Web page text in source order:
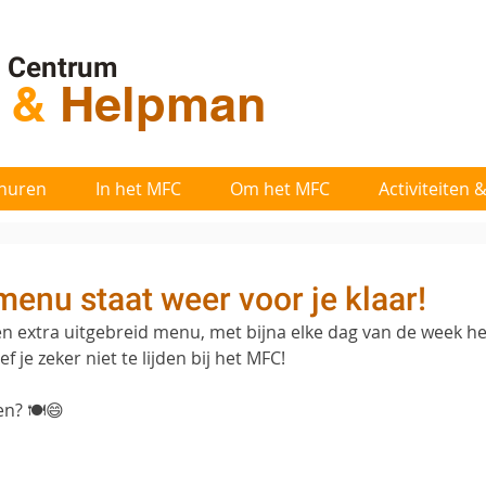
& Helpman
In het MFC Om het MFC Activiteiten
staat weer voor je klaar!
extra uitgebreid menu, met bijna elke dag van de week
je zeker niet te lijden bij het MFC!
🍽️😄